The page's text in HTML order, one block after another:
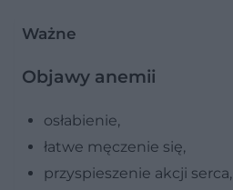
Ważne
Objawy anemii
osłabienie,
łatwe męczenie się,
przyspieszenie akcji serca,